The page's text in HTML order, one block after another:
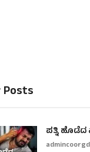
Posts
ಪತ್ನಿ ಹೊಡೆದ